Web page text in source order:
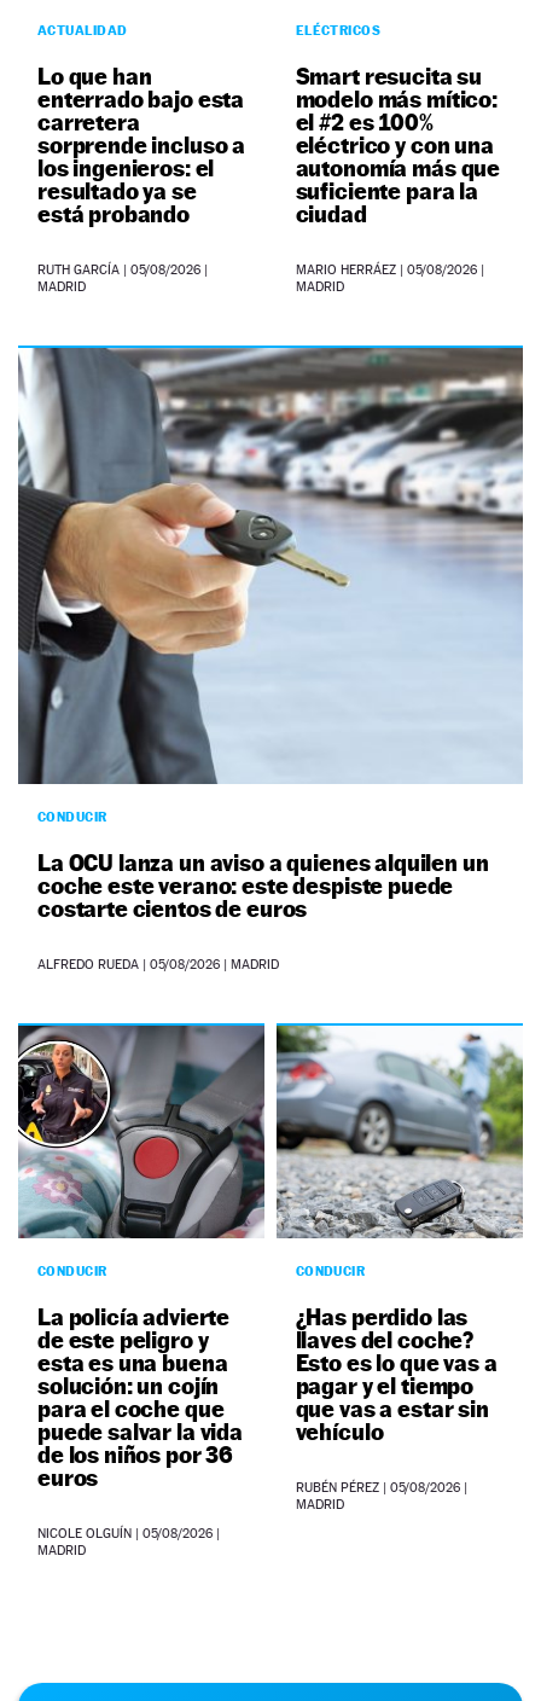
ACTUALIDAD
Lo que han
enterrado bajo esta
carretera
sorprende incluso a
los ingenieros: el
resultado ya se
está probando
RUTH GARCÍA | 05/08/2026 |
MADRID
ELÉCTRICOS
Smart resucita su
modelo más mítico:
el #2 es 100%
eléctrico y con una
autonomía más que
suficiente para la
ciudad
MARIO HERRÁEZ | 05/08/2026|
MADRID
CONDUCIR
La OCU lanza un aviso a quienes alquilen un
coche este verano: este despiste puede
costarte cientos de euros
ALFREDO RUEDA | 05/08/2026 | MADRID
CONDUCIR
La policía advierte
de este peligro y
esta es una buena
solución: un cojín
para el coche que
puede salvar la vida
de los niños por 36
euros
NICOLE OLGUÍN | 05/08/2026 |
MADRID
CONDUCIR
¿Has perdido las
llaves del coche?
Esto es lo que vas a
pagar y el tiempo
que vas a estar sin
vehículo
RUBÉN PÉREZ | 05/08/2026|
MADRID